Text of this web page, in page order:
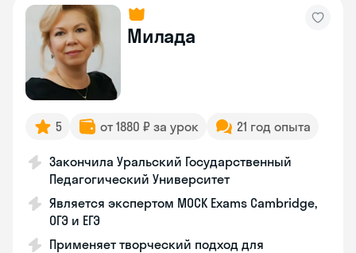
Милада
5 от 1880 ₽ за урок 21 год опыта
Закончила Уральский Государственный
Педагогический Университет
Является экспертом MOCK Exams Cambridge,
ОГЭ и ЕГЭ
Применяет творческий подход для